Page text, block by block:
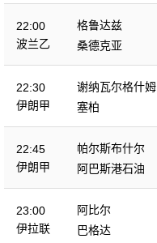
22:00
波兰乙
格鲁达兹
桑德克亚
22:30
伊朗甲
谢纳瓦尔格什姆
塞柏
22:45
伊朗甲
帕尔斯布什尔
阿巴斯港石油
23:00
伊拉联
阿比尔
巴格达